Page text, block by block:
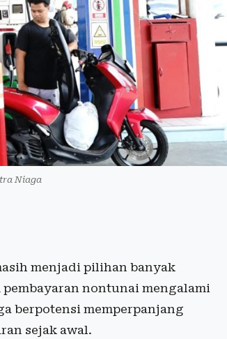
Niaga
menjadi pilihan banyak
nontunai mengalami
berpotensi memperpanjang
sejak awal.